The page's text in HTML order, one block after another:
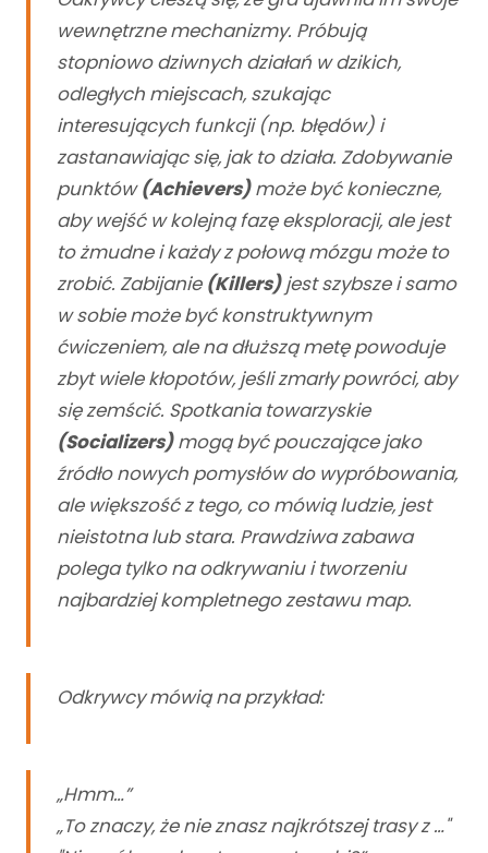
wewnętrzne mechanizmy. Próbują
stopniowo dziwnych działań w dzikich,
odległych miejscach, szukając
interesujących funkcji (np. błędów) i
zastanawiając się, jak to działa. Zdobywanie
punktów(Achievers)może być konieczne,
aby wejść w kolejną fazę eksploracji, ale jest
to żmudne i każdy z połową mózgu może to
zrobić. Zabijanie (Killers)jest szybsze i samo
w sobie może być konstruktywnym
ćwiczeniem, ale na dłuższą metę powoduje
zbyt wiele kłopotów, jeśli zmarły powróci, aby
się zemścić. Spotkania towarzyskie
(Socializers)mogą być pouczające jako
źródło nowych pomysłów do wypróbowania,
ale większość z tego, co mówią ludzie, jest
nieistotna lub stara. Prawdziwa zabawa
polega tylko na odkrywaniu i tworzeniu
najbardziej kompletnego zestawu map.
Odkrywcy mówią na przykład:
„Hmm…”
„To znaczy, że nie znasz najkrótszej trasy z …"